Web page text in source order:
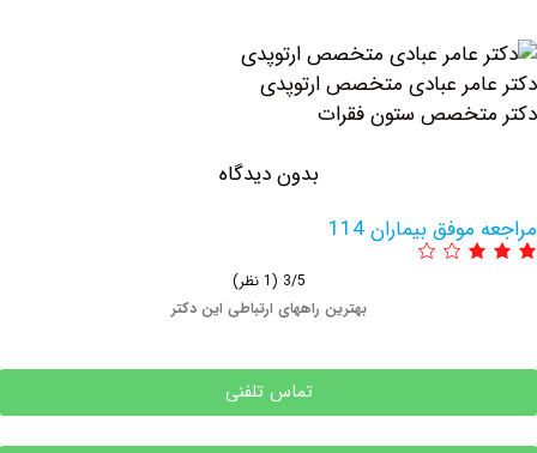
عبادی متخصص ارتوپدی
ستون فقرات
بدون دیدگاه
بیماران 114
بهترین راههای ارتباطی این دکتر
تماس تلفنی